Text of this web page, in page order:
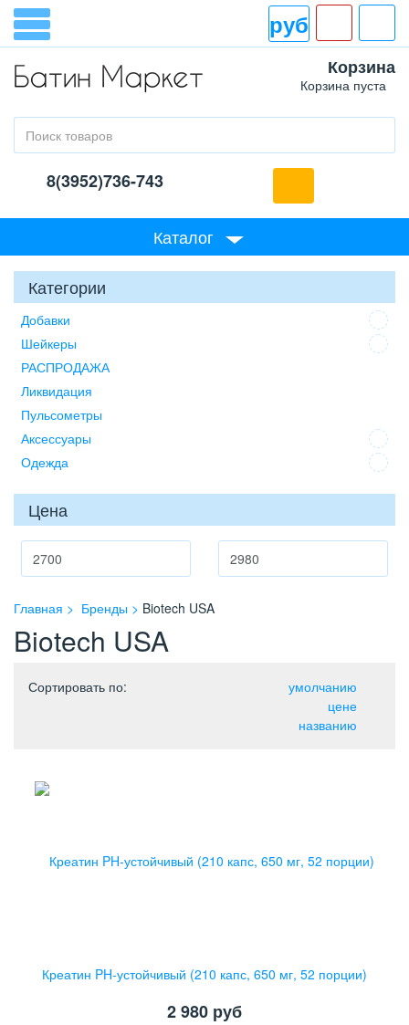
руб
Корзина
Корзина пуста
8(3952)736-743
Каталог
Категории
Добавки
Шейкеры
РАСПРОДАЖА
Ликвидация
Пульсометры
Аксессуары
Одежда
Цена
Главная Бренды Biotech USA
Biotech USA
Сортировать по:
умолчанию
цене
названию
Креатин PH-устойчивый (210 капс, 650 мг, 52 порции)
2 980 руб